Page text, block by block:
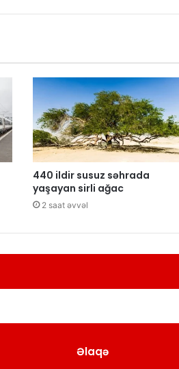
440 ildir susuz səhrada
yaşayan sirli ağac
2 saat əvvəl
Əlaqə